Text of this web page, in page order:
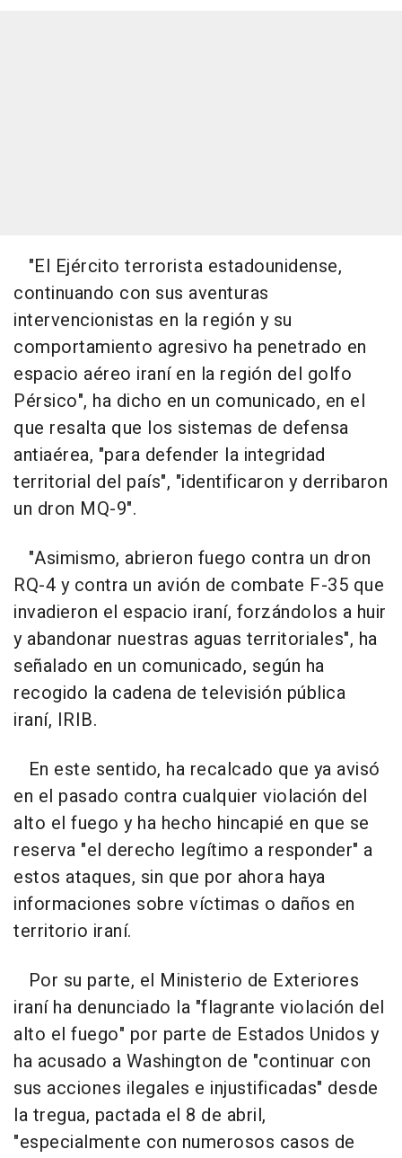
"El Ejército terrorista estadounidense,
continuando con sus aventuras
intervencionistas en la región y su
comportamiento agresivo ha penetrado en
espacio aéreo iraní en la región del golfo
Pérsico", ha dicho en un comunicado, en el
que resalta que los sistemas de defensa
antiaérea, "para defender la integridad
territorial del país", "identificaron y derribaron
un dron MQ-9".
"Asimismo, abrieron fuego contra un dron
RQ-4 y contra un avión de combate F-35 que
invadieron el espacio iraní, forzándolos a huir
y abandonar nuestras aguas territoriales", ha
señalado en un comunicado, según ha
recogido la cadena de televisión pública
iraní, IRIB.
En este sentido, ha recalcado que ya avisó
en el pasado contra cualquier violación del
alto el fuego y ha hecho hincapié en que se
reserva "el derecho legítimo a responder" a
estos ataques, sin que por ahora haya
informaciones sobre víctimas o daños en
territorio iraní.
Por su parte, el Ministerio de Exteriores
iraní ha denunciado la "flagrante violación del
alto el fuego" por parte de Estados Unidos y
ha acusado a Washington de "continuar con
sus acciones ilegales e injustificadas" desde
la tregua, pactada el 8 de abril,
"especialmente con numerosos casos de